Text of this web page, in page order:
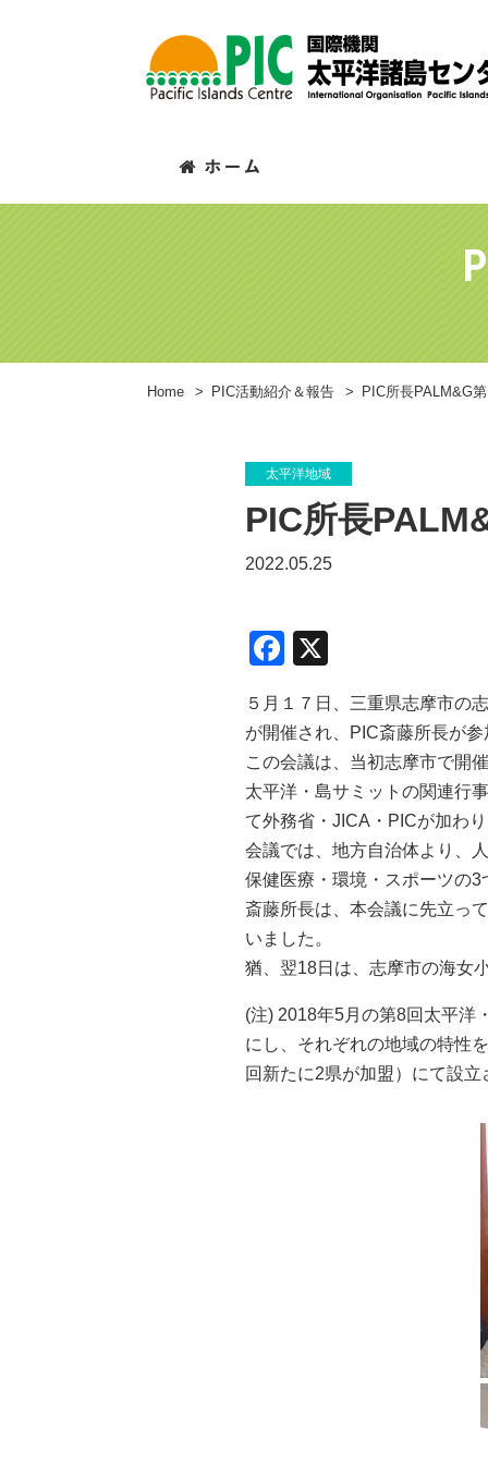
Home > PIC活動紹介＆報告 > PIC所長PALM&G
太平洋地域
PIC所長
2022.05.25
F
c
e
b
o
o
k
５月１７日、三重県志摩市の
が開催され、PIC斎藤所長が
この会議は、当初志摩市で開
太平洋・島サミットの関連行
て外務省・JICA・PICが加わ
会議では、地方自治体より、
保健医療・環境・スポーツの
斎藤所長は、本会議に先立っ
いました。
猶、翌18日は、志摩市の海女
(注) 2018年5月の第8回太平洋
にし、それぞれの地域の特性
回新たに2県が加盟）にて設立